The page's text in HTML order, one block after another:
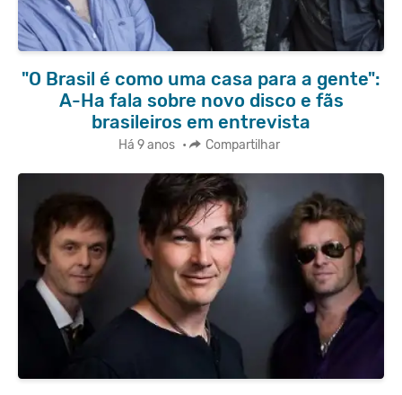
"O Brasil é como uma casa para a gente":
A-Ha fala sobre novo disco e fãs
brasileiros em entrevista
Há 9 anos • Compartilhar